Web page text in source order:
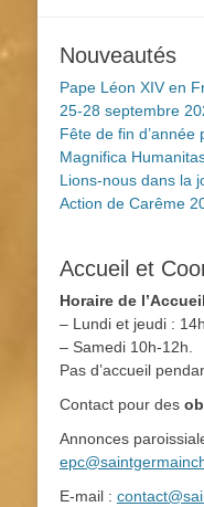
Nouveautés
Pape Léon XIV en
25-28 septembre
Fête de fin d’année
Magnifica
Lions-nous dans la
Action de Carême
Accueil et
Horaire de
– Lundi et jeudi :
– Samedi 10h-12h.
Pas d’accueil
Contact pour des
Annonces
E-mail :